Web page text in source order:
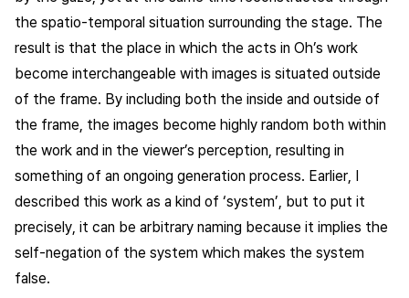
the spatio-temporal situation surrounding the stage. The
result is that the place in which the acts in Oh’s work
become interchangeable with images is situated outside
of the frame. By including both the inside and outside of
the frame, the images become highly random both within
the work and in the viewer’s perception, resulting in
something of an ongoing generation process. Earlier, I
described this work as a kind of ‘system’, but to put it
precisely, it can be arbitrary naming because it implies the
self-negation of the system which makes the system
false.